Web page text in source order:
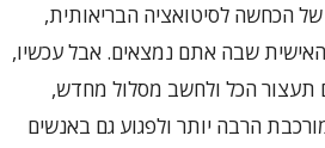
הכחשה לסיטואציה הבריאותית,
שבה אתם נמצאים. אבל עכשיו,
‏תעצור הכל ולחשב מסלול מחדש,
הרבה יותר ולפגוע גם באנשים